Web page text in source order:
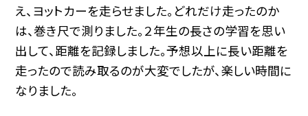
え、ヨットカーを走らせました。どれだけ走ったのか
は、巻き尺で測りました。２年生の長さの学習を思い
出して、距離を記録しました。予想以上に長い距離を
走ったので読み取るのが大変でしたが、楽しい時間に
なりました。